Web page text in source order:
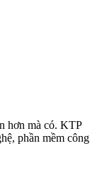
hơn mà có. KTP
phần mềm công